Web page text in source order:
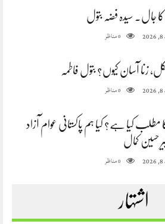
جال. سیدہ فضہ بتول
0مناظر
زنا آسان کیوں؟ بتول فاطمہ
0مناظر
مطلب کیا ہے؟ کیا ہم پاکستانی عوام آزاد
حسین کمال
0مناظر
اشتہار